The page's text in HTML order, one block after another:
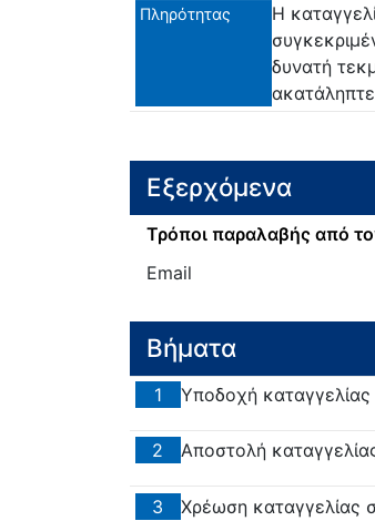
Πληρότητας
Η
δυνατή
Εξερχόμενα
Τρόποι παραλαβής από
Email
Βήματα
1 Υποδοχή καταγγελίας
2 Αποστολή
3 Χρέωση καταγγελίας